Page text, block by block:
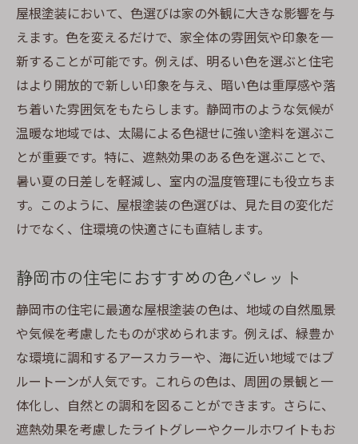
静岡市の気候特性を考慮した色選び
湿気に強い塗料と色の選び方
雨季を乗り切るための色選びのコツ
地域特有の気候に適した色の提案
長持ちする塗装色の選定基準
気候に適した塗料の選び方ガイド
遮熱効果のある屋根塗装色で静岡市の夏を乗り
切る方法
遮熱効果のある塗料の選び方
遮熱性能を持つ色のメリット
夏のエネルギー効率を高める塗装色
冷房効率を上げる屋根色の選択
環境にも優しい遮熱色の活用法
静岡市の景観に調和する屋根塗装色で自然と共
生する
地域の美しい景観と合わせる色選び
屋根塗装において、色選びは家の外観に大きな影響を与
えます。色を変えるだけで、家全体の雰囲気や印象を一
新することが可能です。例えば、明るい色を選ぶと住宅
はより開放的で新しい印象を与え、暗い色は重厚感や落
ち着いた雰囲気をもたらします。静岡市のような気候が
温暖な地域では、太陽による色褪せに強い塗料を選ぶこ
とが重要です。特に、遮熱効果のある色を選ぶことで、
暑い夏の日差しを軽減し、室内の温度管理にも役立ちま
す。このように、屋根塗装の色選びは、見た目の変化だ
けでなく、住環境の快適さにも直結します。
静岡市の住宅におすすめの色パレット
静岡市の住宅に最適な屋根塗装の色は、地域の自然風景
や気候を考慮したものが求められます。例えば、緑豊か
な環境に調和するアースカラーや、海に近い地域ではブ
ルートーンが人気です。これらの色は、周囲の景観と一
体化し、自然との調和を図ることができます。さらに、
遮熱効果を考慮したライトグレーやクールホワイトもお